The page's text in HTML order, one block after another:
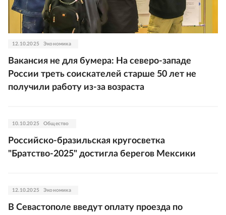
12.10.2025 Экономика
Вакансия не для бумера: На северо-западе
России треть соискателей старше 50 лет не
получили работу из-за возраста
10.10.2025 Общество
Российско-бразильская кругосветка
"Братство-2025" достигла берегов Мексики
12.10.2025 Экономика
В Севастополе введут оплату проезда по